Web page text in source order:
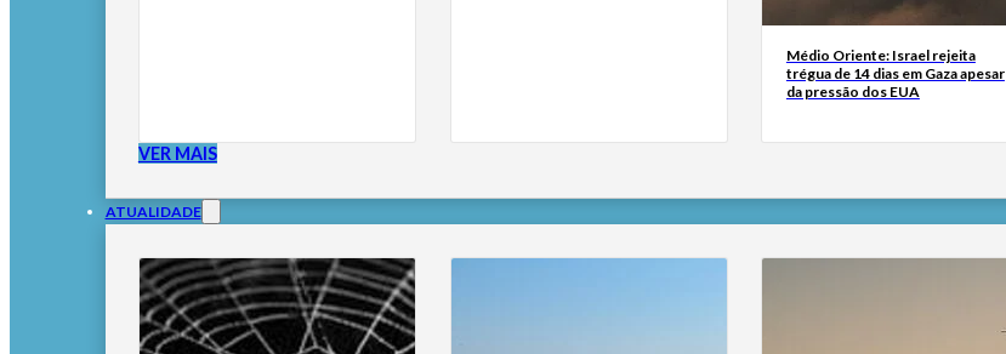
Médio Oriente: Israel rejeita
trégua de 14 dias em Gaza apesar
da pressão dos EUA
VER MAIS
ATUALIDADE